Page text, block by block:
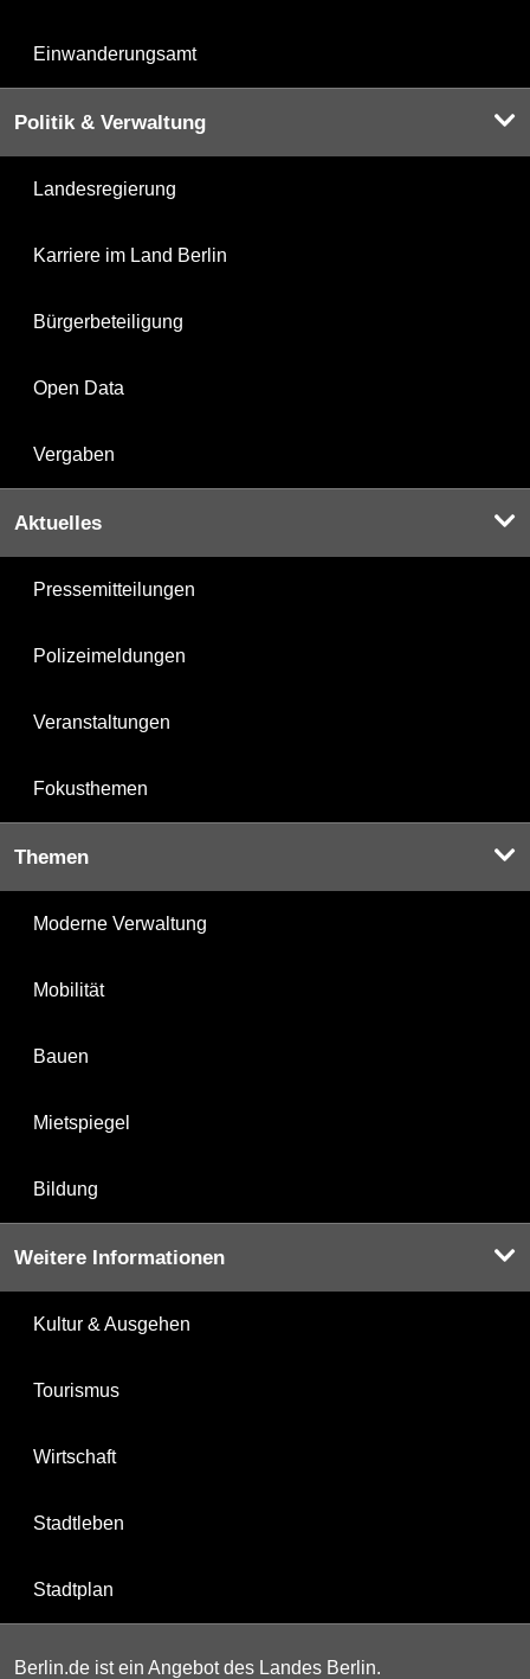
Einwanderungsamt
Politik & Verwaltung
Landesregierung
Karriere im Land Berlin
Bürgerbeteiligung
Open Data
Vergaben
Aktuelles
Pressemitteilungen
Polizeimeldungen
Veranstaltungen
Fokusthemen
Themen
Moderne Verwaltung
Mobilität
Bauen
Mietspiegel
Bildung
Weitere Informationen
Kultur & Ausgehen
Tourismus
Wirtschaft
Stadtleben
Stadtplan
Berlin.de ist ein Angebot des Landes Berlin.